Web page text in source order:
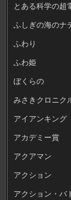
とある科学の超
ふしぎの海のナ
ふわり
ふわ姫
ぼくらの
みさきクロニク
アイアンキング
アカデミー賞
アクアマン
アクション
アクション・バ